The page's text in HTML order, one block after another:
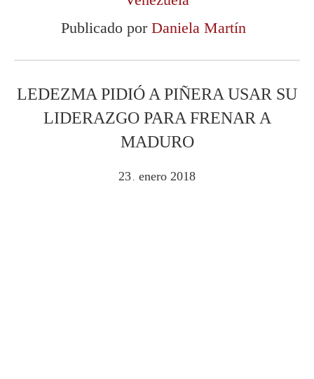
Publicado por Daniela Martín
LEDEZMA PIDIÓ A PIÑERA USAR SU
LIDERAZGO PARA FRENAR A
MADURO
23 . enero 2018